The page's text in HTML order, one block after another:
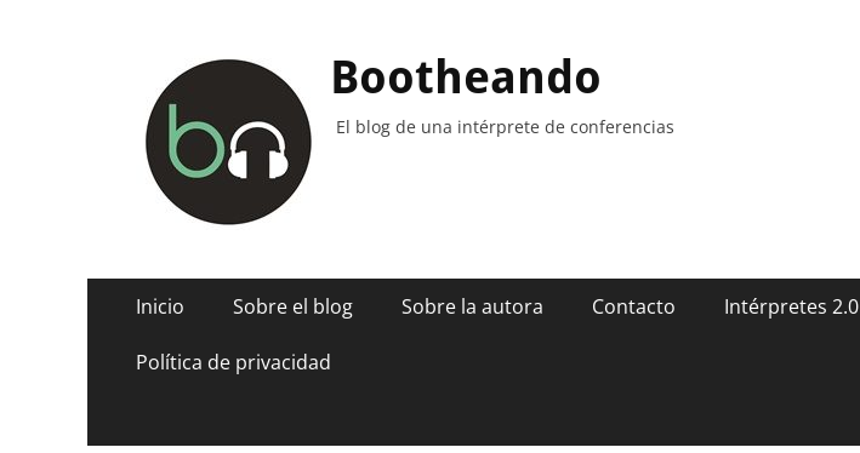
Bootheando
El blog de una intérprete de conferencias
Menú
Saltar
contenido
Inicio Sobre el blog Sobre la autora Contacto Intérpretes 2.0
Política de privacidad